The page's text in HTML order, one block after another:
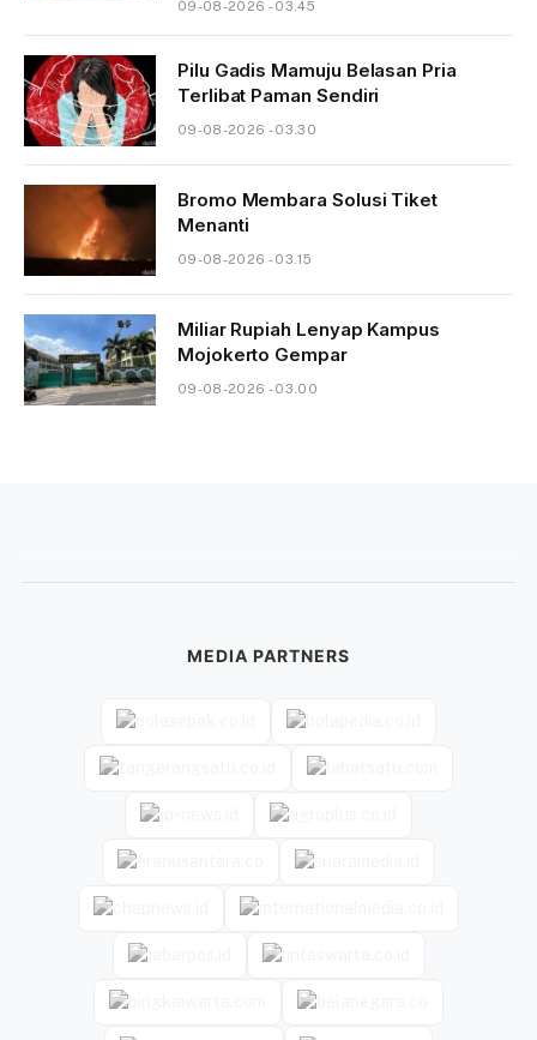
09-08-2026 - 03.45
Pilu Gadis Mamuju Belasan Pria
Terlibat Paman Sendiri
09-08-2026 - 03.30
Bromo Membara Solusi Tiket
Menanti
09-08-2026 - 03.15
Miliar Rupiah Lenyap Kampus
Mojokerto Gempar
09-08-2026 - 03.00
MEDIA PARTNERS